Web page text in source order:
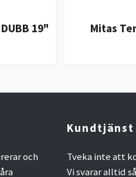
19"
Mitas
och
Kundtjänst
Tveka inte att
Vi svarar alltid